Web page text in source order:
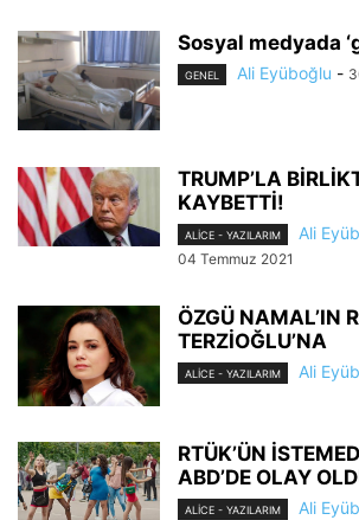
Sosyal medyada
GENEL Ali Eyüboğlu -
TRUMP’LA
KAYBETTİ!
ALİCE - YAZILARIM Ali
04 Temmuz 2021
ÖZGÜ NAMAL’IN
TERZİOĞLU’NA
ALİCE - YAZILARIM Ali
RTÜK’ÜN
ABD’DE OLAY
ALİCE - YAZILARIM Ali